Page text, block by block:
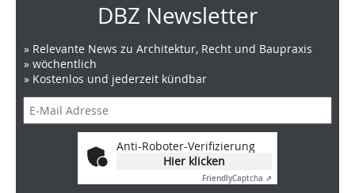
DBZ Newsletter
» Relevante News zu Architektur, Recht und Baupraxis
» wöchentlich
» Kostenlos und jederzeit kündbar
Anti-Roboter-Verifizierung
Hier klicken
FriendlyCaptcha ⇗